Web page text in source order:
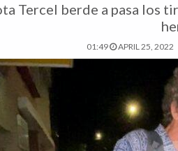
Tercel berde a pasa los
01:49 APRIL 25, 2022